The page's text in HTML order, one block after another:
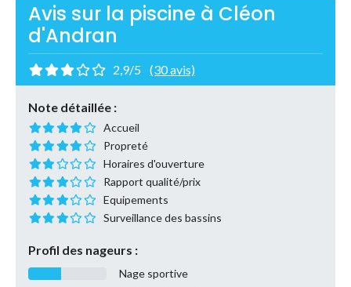
Avis sur la piscine à Cléon
d'Andran
2,9/5 (30 avis)
Note détaillée :
Accueil
Propreté
Horaires d'ouverture
Rapport qualité/prix
Equipements
Surveillance des bassins
Profil des nageurs :
Nage sportive